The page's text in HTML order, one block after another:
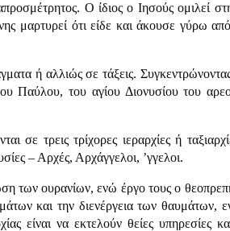
Ο ίδιος ο Ιησούς ομιλεί
μαρτυρεί ότι είδε και άκουσε γύρω
ή αλλιώς σε τάξεις.
Παύλου, του αγίου Διονυσίου του
σε τρεις τρίχορες ιεραρχίες ή
– Αρχές, Αρχάγγελοι, ’γγελοι.
των ουρανίων, ενώ έργο τους ο
και την διενέργεια των θαυμάτων,
είναι να εκτελούν θείες υπηρεσίες